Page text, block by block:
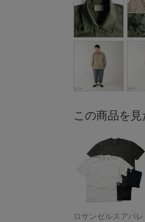
この商品を
ロサンゼルスアパレ